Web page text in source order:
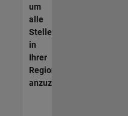
um
alle
Stellenangebote
in
Ihrer
Region
anzuzeigen.